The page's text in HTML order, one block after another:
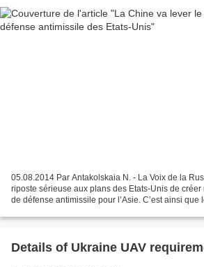
05.08.2014 Par Antakolskaia N. - La Voix de la
riposte sérieuse aux plans des Etats-Unis de créer
de défense antimissile pour l’Asie. C’est ainsi que
Details of Ukraine UAV